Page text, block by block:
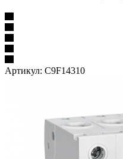
Артикул: C9F14310